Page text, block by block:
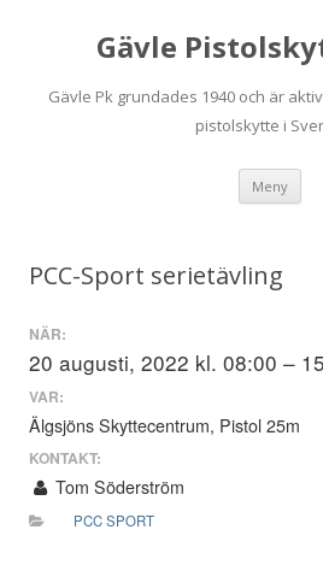
Gävle
Gävle Pk grundades 1940 och är
pistolskytte i
Meny
PCC-Sport serietävling
NÄR:
20 augusti, 2022 kl. 08:00 –
VAR:
Älgsjöns Skyttecentrum, Pistol 25m
KONTAKT:
Tom Söderström
PCC SPORT